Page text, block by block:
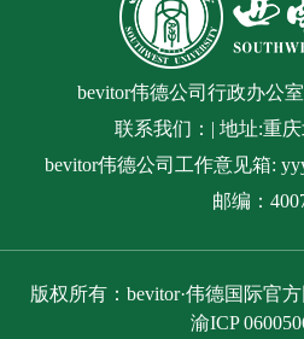
bevitor伟德公司行政办公
联系我们：| 地址:重
bevitor伟德公司工作意见箱:
邮编：
版权所有：bevitor·伟德国际官
渝ICP